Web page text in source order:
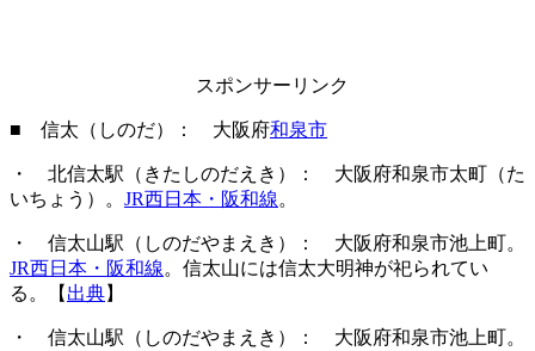
スポンサーリンク
■ 信太（しのだ）： 大阪府和泉市
・ 北信太駅（きたしのだえき）： 大阪府和泉市太町（た
いちょう）。 JR西日本・阪和線。
・ 信太山駅（しのだやまえき）： 大阪府和泉市池上町。
JR西日本・阪和線。信太山には信太大明神が祀られてい
る。【 出典】
・ 信太山駅（しのだやまえき）： 大阪府和泉市池上町。